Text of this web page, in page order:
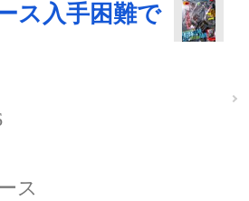
ス入手困難で
ス